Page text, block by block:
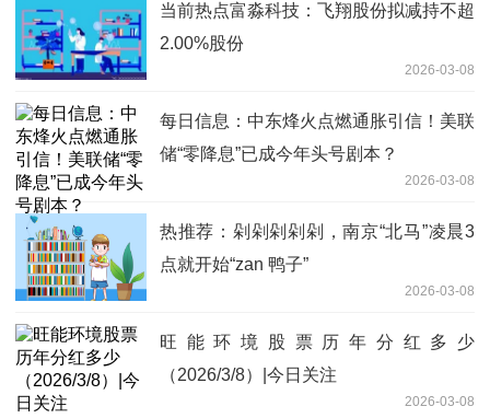
当前热点富淼科技：飞翔股份拟减持不超
2.00%股份
2026-03-08
每日信息：中东烽火点燃通胀引信！美联
储“零降息”已成今年头号剧本？
2026-03-08
热推荐：剁剁剁剁剁，南京“北马”凌晨3
点就开始“zan 鸭子”
2026-03-08
旺能环境股票历年分红多少
（2026/3/8）|今日关注
2026-03-08